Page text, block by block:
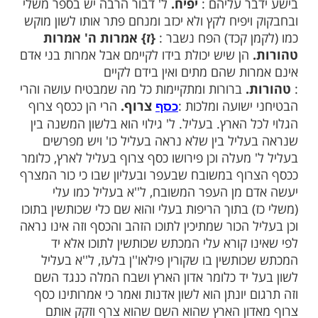
כנור של שמונה נימין
כלה. פסו. פיילירינ''ט בלעז כמו אפסו וכן פתר
פסו אמונים מבני אדם.הכל משקרים בי
המקומות אשר אנכי מתחבא שם ומגידים
דוד מסתתר עמנו (לקמן נד) :{ג} בלב
לבבות לי מראים שלום ויש שנאה טמונה
{ה} ללשוננו נגביר.בלשוננו נתגבר
עניים.מחמת שוד עניים הנשדדים על ידכם
וכהני נוב ומחמת אנקת אביונים יאמר ה'
לעזרתם :אשית בישע יפיח לו.אשיתם
עליהם :יפיח.ל' דבור הרבה יש בספר משלי
לקץ ולא יכזב ומנחם פתר אותו לשון מוקש
קכד) הפח נשבר :{ז} אמרות ה' אמרות
הן שיש יכולת בידו לקיימם אבל אמרות בני אדם